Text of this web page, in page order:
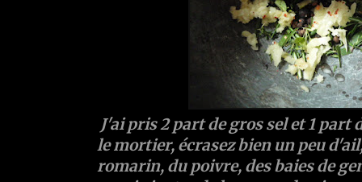
J'ai pris 2 part de gros sel et 1 part
le mortier, écrasez bien un peu
romarin, du poivre, des baies de